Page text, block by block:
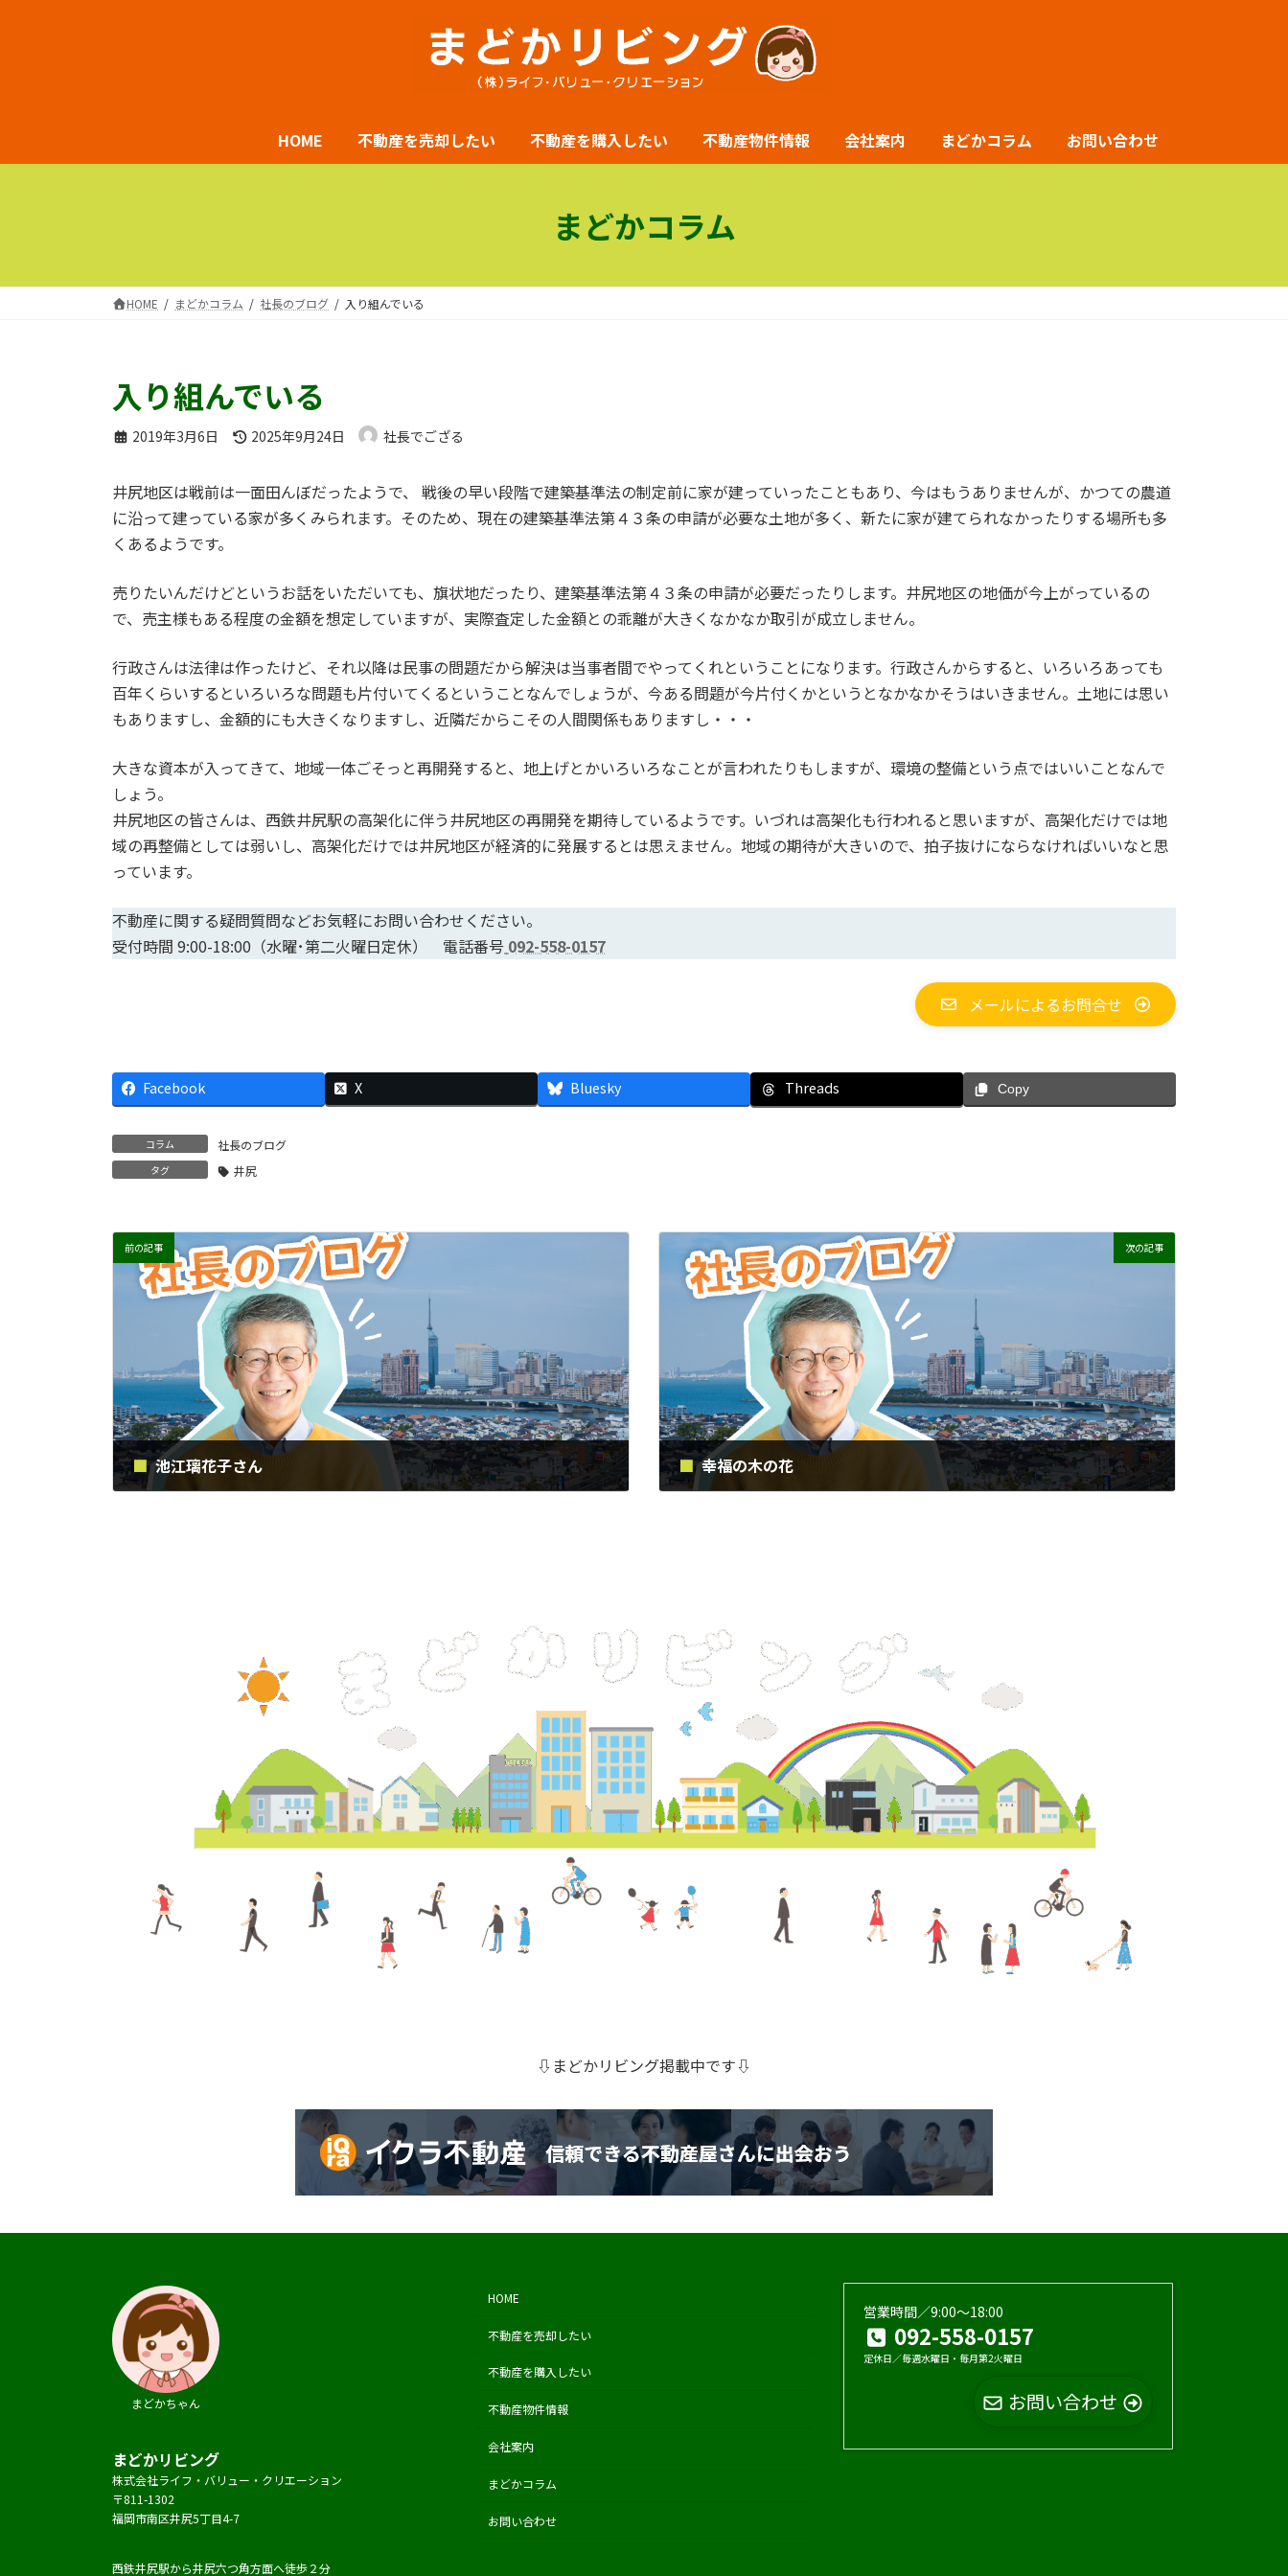
HOME 不動産を売却したい 不動産を購入したい 不動産物件情報 会社案内 まどかコラム お問い合わせ
まどかコラム
HOME まどかコラム 社長のブログ 入り組んでいる
入り組んでいる
2019年3月6日
最
更
新
日
2025年9月24日 社長でござる
井尻地区は戦前は一面田んぼだったようで、 戦後の早い段階で建築基準法の制定前に家が建っていったこともあり、今はもうありませんが、かつての農道
に沿って建っている家が多くみられます。そのため、現在の建築基準法第４３条の申請が必要な土地が多く、新たに家が建てられなかったりする場所も多
くあるようです。
売りたいんだけどというお話をいただいても、旗状地だったり、建築基準法第４３条の申請が必要だったりします。井尻地区の地価が今上がっているの
で、売主様もある程度の金額を想定していますが、実際査定した金額との乖離が大きくなかなか取引が成立しません。
行政さんは法律は作ったけど、それ以降は民事の問題だから解決は当事者間でやってくれということになります。行政さんからすると、いろいろあっても
百年くらいするといろいろな問題も片付いてくるということなんでしょうが、今ある問題が今片付くかというとなかなかそうはいきません。土地には思い
もありますし、金額的にも大きくなりますし、近隣だからこその人間関係もありますし・・・
大きな資本が入ってきて、地域一体ごそっと再開発すると、地上げとかいろいろなことが言われたりもしますが、環境の整備という点ではいいことなんで
しょう。
井尻地区の皆さんは、西鉄井尻駅の高架化に伴う井尻地区の再開発を期待しているようです。いづれは高架化も行われると思いますが、高架化だけでは地
域の再整備としては弱いし、高架化だけでは井尻地区が経済的に発展するとは思えません。地域の期待が大きいので、拍子抜けにならなければいいなと思
っています。
不動産に関する疑問質問などお気軽にお問い合わせください。
受付時間 9:00-18:00（水曜･第二火曜日定休） 電話番号 092-558-0157
メールによるお問合せ
Facebook X Bluesky Threads Copy
コラム 社長のブログ
タグ 井尻
前の記事
池江璃花子さん
次の記事
幸福の木の花
⇩まどかリビング掲載中です⇩
まどかちゃん
まどかリビング
株式会社ライフ・バリュー・クリエーション
〒811-1302
福岡市南区井尻5丁目4-7
西鉄井尻駅から井尻六つ角方面へ徒歩２分
HOME
不動産を売却したい
不動産を購入したい
不動産物件情報
会社案内
まどかコラム
お問い合わせ
営業時間／9:00〜18:00
092-558-0157
定休日／毎週水曜日・毎月第2火曜日
お問い合わせ